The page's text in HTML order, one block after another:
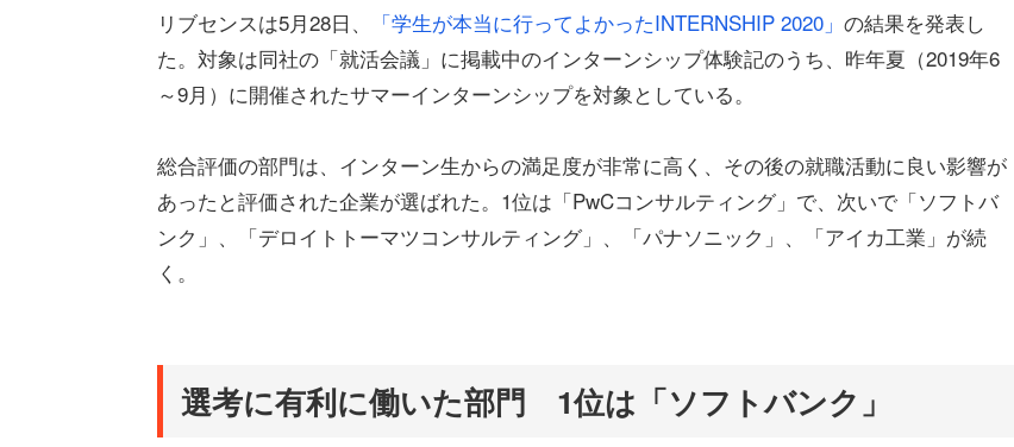
リブセンスは5月28日、 「学生が本当に行ってよかったINTERNSHIP 2020」 の結果を発表し
た。対象は同社の「就活会議」に掲載中のインターンシップ体験記のうち、昨年夏（2019年6
～9月）に開催されたサマーインターンシップを対象としている。
総合評価の部門は、インターン生からの満足度が非常に高く、その後の就職活動に良い影響が
あったと評価された企業が選ばれた。1位は「PwCコンサルティング」で、次いで「ソフトバ
ンク」、「デロイトトーマツコンサルティング」、「パナソニック」、「アイカ工業」が続
く。
選考に有利に働いた部門 1位は「ソフトバンク」